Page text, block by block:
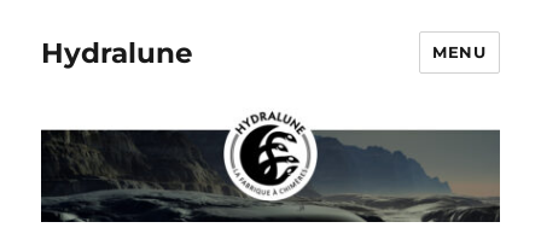
Hydralune MENU